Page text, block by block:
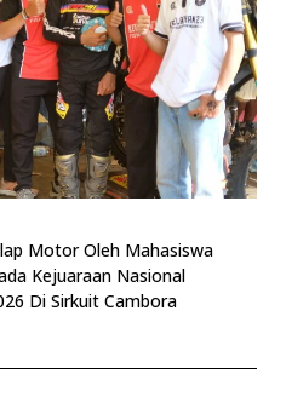
Motor Oleh Mahasiswa
Kejuaraan Nasional
Di Sirkuit Cambora